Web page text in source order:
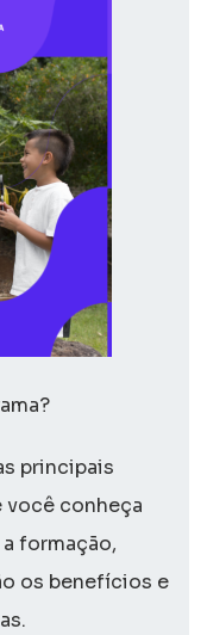
principais
você conheça
formação,
os benefícios e